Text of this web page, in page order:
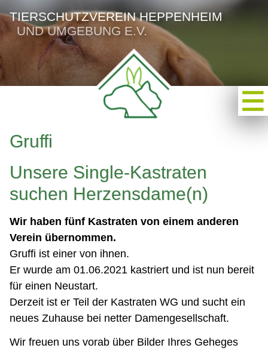
TIERSCHUTZVEREIN HEPPENHEIM
UND UMGEBUNG E.V.
Gruffi
Unsere Single-Kastraten
suchen Herzensdame(n)
Wir haben fünf Kastraten von einem anderen
Verein übernommen.
Gruffi ist einer von ihnen.
Er wurde am 01.06.2021 kastriert und ist nun bereit
für einen Neustart.
Derzeit ist er Teil der Kastraten WG und sucht ein
neues Zuhause bei netter Damengesellschaft.
Wir freuen uns vorab über Bilder Ihres Geheges